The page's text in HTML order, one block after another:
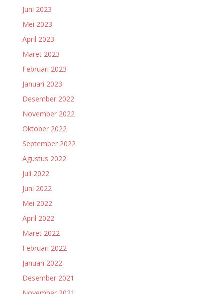
Juni 2023
Mei 2023
April 2023
Maret 2023
Februari 2023
Januari 2023
Desember 2022
November 2022
Oktober 2022
September 2022
Agustus 2022
Juli 2022
Juni 2022
Mei 2022
April 2022
Maret 2022
Februari 2022
Januari 2022
Desember 2021